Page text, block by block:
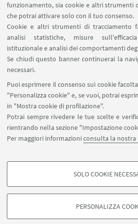
funzionamento, sia cookie e altri strumenti
che potrai attivare solo con il tuo consenso.
Cookie e altri strumenti di tracciamento
analisi statistiche, misure
istituzionale e analisi dei comportamenti
Se chiudi questo banner continuerai la
necessari.
Puoi esprimere il consenso sui cookie
"Personalizza cookie" e, se vuoi, potrai
in "Mostra cookie di profilazione".
Potrai sempre rivedere le tue scelte e
rientrando nella sezione "Impostazione
Per maggiori informazioniconsulta la nostra
COOKIE DI PROFILAZIONE -
degli utenti, creare profili in base al loro
di marketing.
SOLO COOKIE
PERSONALIZZA
LINK UTILI
Area riservata
SEGUI UNIBO
APP:
©Copyright 2026 - ALMA MATER
Bologna - Via Zamboni, 33 - 40126
80007010376